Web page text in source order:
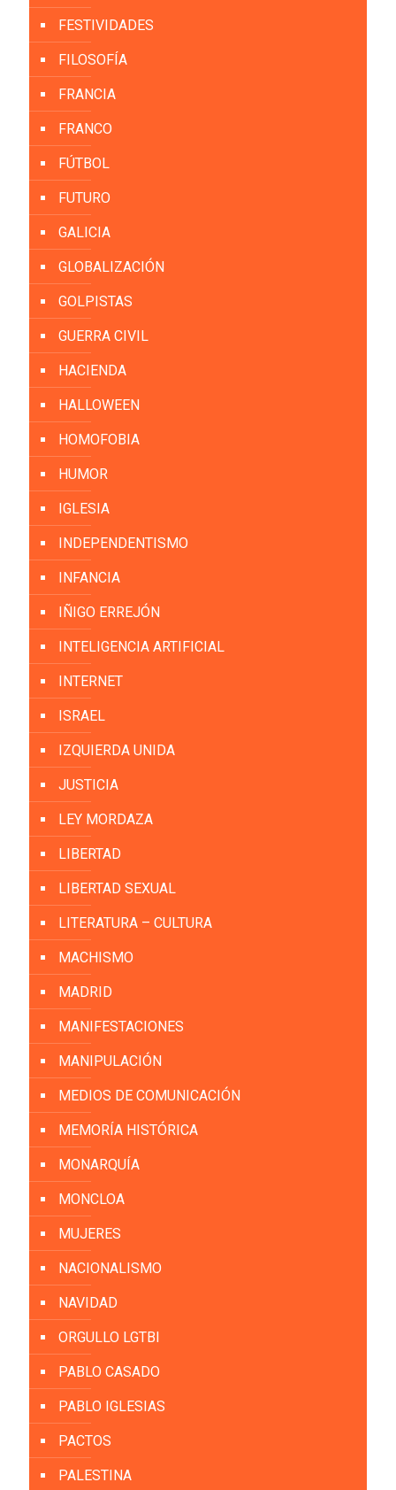
FESTIVIDADES
FILOSOFÍA
FRANCIA
FRANCO
FÚTBOL
FUTURO
GALICIA
GLOBALIZACIÓN
GOLPISTAS
GUERRA CIVIL
HACIENDA
HALLOWEEN
HOMOFOBIA
HUMOR
IGLESIA
INDEPENDENTISMO
INFANCIA
IÑIGO ERREJÓN
INTELIGENCIA ARTIFICIAL
INTERNET
ISRAEL
IZQUIERDA UNIDA
JUSTICIA
LEY MORDAZA
LIBERTAD
LIBERTAD SEXUAL
LITERATURA – CULTURA
MACHISMO
MADRID
MANIFESTACIONES
MANIPULACIÓN
MEDIOS DE COMUNICACIÓN
MEMORÍA HISTÓRICA
MONARQUÍA
MONCLOA
MUJERES
NACIONALISMO
NAVIDAD
ORGULLO LGTBI
PABLO CASADO
PABLO IGLESIAS
PACTOS
PALESTINA